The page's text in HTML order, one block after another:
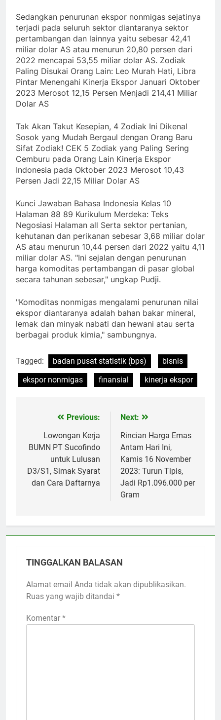
Sedangkan penurunan ekspor nonmigas sejatinya
terjadi pada seluruh sektor diantaranya sektor
pertambangan dan lainnya yaitu sebesar 42,41
miliar dolar AS atau menurun 20,80 persen dari
2022 mencapai 53,55 miliar dolar AS. Zodiak
Paling Disukai Orang Lain: Leo Murah Hati, Libra
Pintar Menengahi Kinerja Ekspor Januari Oktober
2023 Merosot 12,15 Persen Menjadi 214,41 Miliar
Dolar AS
Tak Akan Takut Kesepian, 4 Zodiak Ini Dikenal
Sosok yang Mudah Bergaul dengan Orang Baru
Sifat Zodiak! CEK 5 Zodiak yang Paling Sering
Cemburu pada Orang Lain Kinerja Ekspor
Indonesia pada Oktober 2023 Merosot 10,43
Persen Jadi 22,15 Miliar Dolar AS
Kunci Jawaban Bahasa Indonesia Kelas 10
Halaman 88 89 Kurikulum Merdeka: Teks
Negosiasi Halaman all Serta sektor pertanian,
kehutanan dan perikanan sebesar 3,68 miliar dolar
AS atau menurun 10,44 persen dari 2022 yaitu 4,11
miliar dolar AS. "Ini sejalan dengan penurunan
harga komoditas pertambangan di pasar global
secara tahunan sebesar," ungkap Pudji.
"Komoditas nonmigas mengalami penurunan nilai
ekspor diantaranya adalah bahan bakar mineral,
lemak dan minyak nabati dan hewani atau serta
berbagai produk kimia," sambungnya.
Tagged: badan pusat statistik (bps)
bisnis
ekspor nonmigas
finansial kinerja ekspor
Navigasi
pos
Previous:
Lowongan Kerja
BUMN PT Sucofindo
untuk Lulusan
D3/S1, Simak Syarat
dan Cara Daftarnya
Next:
Rincian Harga Emas
Antam Hari Ini,
Kamis 16 November
2023: Turun Tipis,
Jadi Rp1.096.000 per
Gram
TINGGALKAN BALASAN
Alamat email Anda tidak akan dipublikasikan.
Ruas yang wajib ditandai *
Komentar *